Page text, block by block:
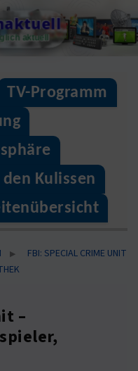
aktuell
TV-Programm
Kulissen
▶
FBI: SPECIAL CRIME UNIT
–